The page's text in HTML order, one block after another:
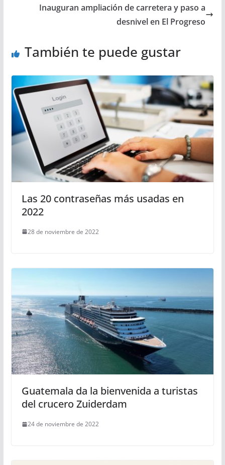
Inauguran ampliación de carretera y paso a
desnivel en El Progreso
También te puede gustar
Las 20 contraseñas más usadas en
2022
28 de noviembre de 2022
Guatemala da la bienvenida a turistas
del crucero Zuiderdam
24 de noviembre de 2022